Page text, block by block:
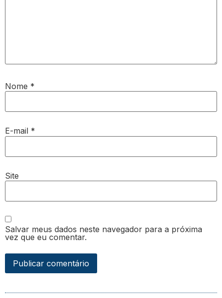
Nome *
E-mail *
Site
Salvar meus dados neste navegador para a próxima
vez que eu comentar.